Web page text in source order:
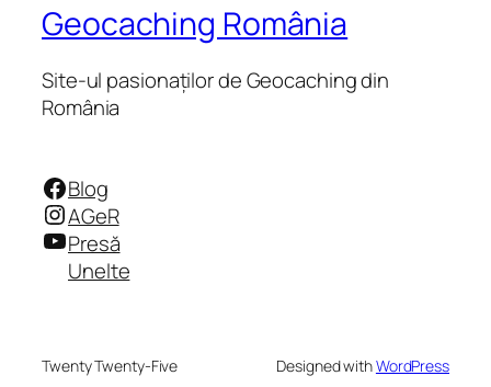
Geocaching România
Site-ul pasionaților de Geocaching din
România
Facebook
Instagram
YouTube
Blog
AGeR
Presă
Unelte
Twenty Twenty-Five Designed withWordPress